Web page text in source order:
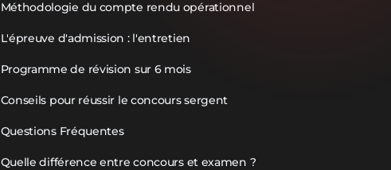
Méthodologie du compte rendu opérationnel
L'épreuve d'admission : l'entretien
Programme de révision sur 6 mois
Conseils pour réussir le concours sergent
Questions Fréquentes
Quelle différence entre concours et examen ?